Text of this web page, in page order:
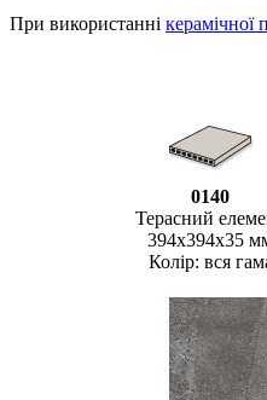
При використанні керамічної
0140
Терасний
394х394х35
Колір: вся